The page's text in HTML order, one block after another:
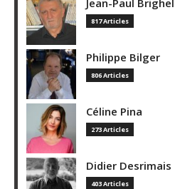
817 Articles
Philippe Bilger
806 Articles
Céline Pina
273 Articles
Didier Desrimais
403 Articles